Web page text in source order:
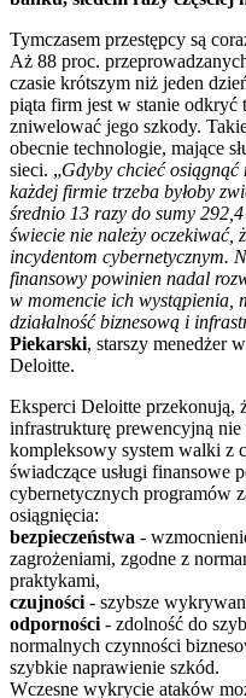
Tymczasem przestępcy są
Aż 88 proc.
czasie krótszym niż jeden
piąta firm jest w stanie odkryć
zniwelować jego szkody.
obecnie technologie, mające
sieci. „Gdyby chcieć
każdej firmie trzeba byłoby
średnio 13 razy do sumy
świecie nie należy oczekiwać,
incydentom cybernetycznym.
finansowy powinien nadal
w momencie ich wystąpienia,
działalność biznesową i
Piekarski, starszy menedżer
Deloitte.
Eksperci Deloitte przekonują,
infrastrukturę prewencyjną
kompleksowy system walki z
świadczące usługi finansowe
cybernetycznych programów
osiągnięcia:
bezpieczeństwa -
zagrożeniami, zgodne z
praktykami,
czujności- szybsze
odporności- zdolność do
normalnych czynności
szybkie naprawienie szkód.
Wczesne wykrycie ataków